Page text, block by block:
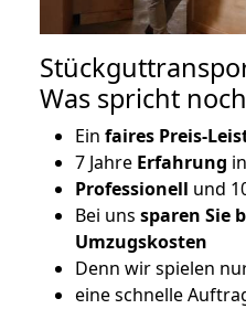
Was spricht
Ein faires Preis-
7 Jahre Erfahrung
Professionell und
Bei uns sparen Sie
Umzugskosten
Denn wir spielen
eine schnelle